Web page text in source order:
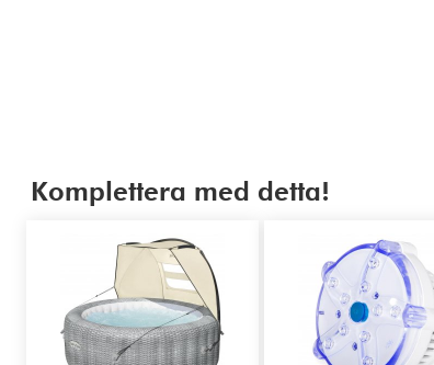
Komplettera med detta!